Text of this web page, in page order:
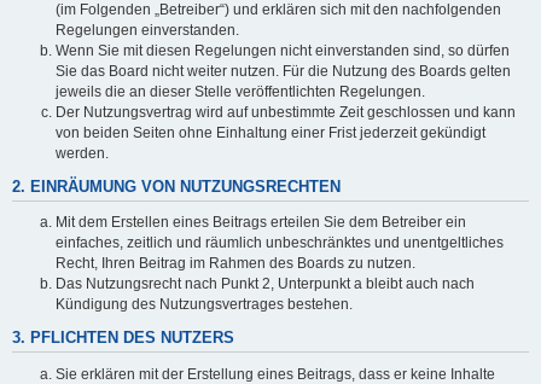
(im Folgenden „Betreiber“) und erklären sich mit den nachfolgenden
Regelungen einverstanden.
Wenn Sie mit diesen Regelungen nicht einverstanden sind, so dürfen
Sie das Board nicht weiter nutzen. Für die Nutzung des Boards gelten
jeweils die an dieser Stelle veröffentlichten Regelungen.
Der Nutzungsvertrag wird auf unbestimmte Zeit geschlossen und kann
von beiden Seiten ohne Einhaltung einer Frist jederzeit gekündigt
werden.
2. EINRÄUMUNG VON NUTZUNGSRECHTEN
Mit dem Erstellen eines Beitrags erteilen Sie dem Betreiber ein
einfaches, zeitlich und räumlich unbeschränktes und unentgeltliches
Recht, Ihren Beitrag im Rahmen des Boards zu nutzen.
Das Nutzungsrecht nach Punkt 2, Unterpunkt a bleibt auch nach
Kündigung des Nutzungsvertrages bestehen.
3. PFLICHTEN DES NUTZERS
Sie erklären mit der Erstellung eines Beitrags, dass er keine Inhalte